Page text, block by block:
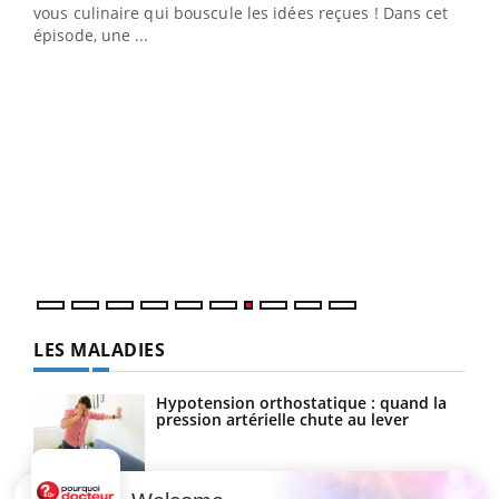
vous culinaire qui bouscule les idées reçues ! Dans cet
épisode, une ...
travail" de Pourquoi Docteur reçoivent Régis Blugeon,
DRH et directeur ...
LES MALADIES
Hypotension orthostatique : quand la
pression artérielle chute au lever